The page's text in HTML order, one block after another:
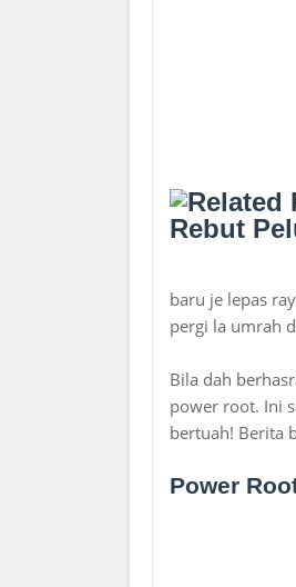
Rebut
baru je lepas
pergi la umrah
Bila dah
power root. Ini
bertuah! Berita
Power